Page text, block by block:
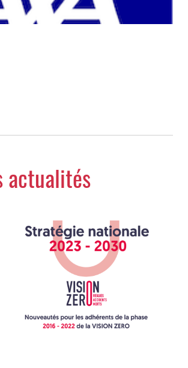
actualités